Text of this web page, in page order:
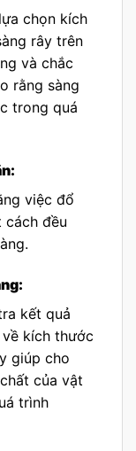
chọn kích
rây trên
và chắc
rằng sàng
trong quá
việc đổ
cách đều
kết quả
kích thước
giúp cho
của vật
trình